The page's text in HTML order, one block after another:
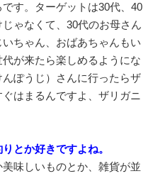
す。ターゲットは30代、40
ゃなくて、30代のお母さん
ちゃん、おばあちゃんもい
が来たら楽しめるようにな
ぽうじ）さんに行ったらザ
はまるんですよ、ザリガニ
とか好きですよね。
美味しいものとか、雑貨が並